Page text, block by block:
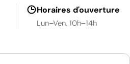
Horaires d'ouverture
Lun–Ven, 10h–14h